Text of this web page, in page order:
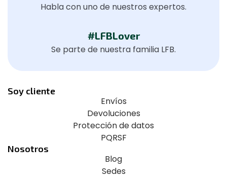
Habla con uno de nuestros expertos.
#LFBLover
Se parte de nuestra familia LFB.
Soy cliente
Envíos
Devoluciones
Protección de datos
PQRSF
Nosotros
Blog
Sedes